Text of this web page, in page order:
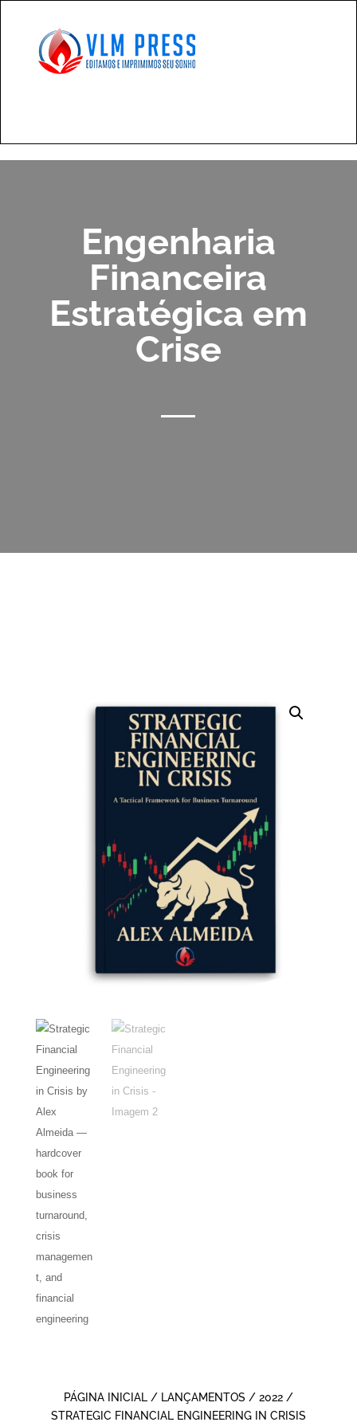
Engenharia
Financeira
Estratégica em
Crise
PÁGINA INICIAL/ LANÇAMENTOS / 2022/
STRATEGIC FINANCIAL ENGINEERING IN CRISIS